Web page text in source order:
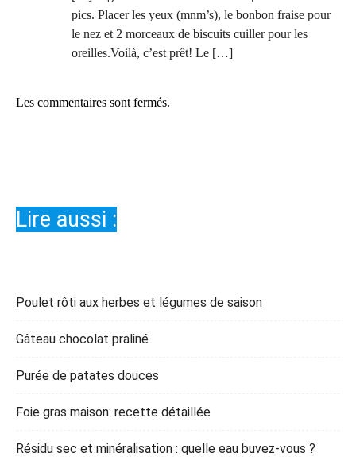
pics. Placer les yeux (mnm’s), le bonbon fraise pour
le nez et 2 morceaux de biscuits cuiller pour les
oreilles.Voilà, c’est prêt! Le […]
Les commentaires sont fermés.
Lire aussi :
Poulet rôti aux herbes et légumes de saison
Gâteau chocolat praliné
Purée de patates douces
Foie gras maison: recette détaillée
Résidu sec et minéralisation : quelle eau buvez-vous ?